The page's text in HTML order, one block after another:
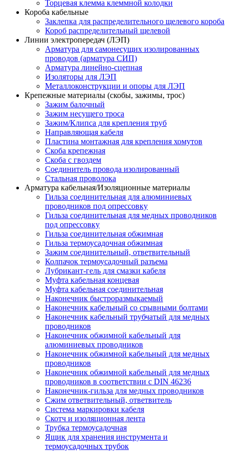
Торцевая клемма клеммной колодки
Короба кабельные
Заклепка для распределительного щелевого короба
Короб распределительный щелевой
Линии электропередач (ЛЭП)
Арматура для самонесущих изолированных
проводов (арматура СИП)
Арматура линейно-сцепная
Изоляторы для ЛЭП
Металлоконструкции и опоры для ЛЭП
Крепежные материалы (скобы, зажимы, трос)
Зажим балочный
Зажим несущего троса
Зажим/Клипса для крепления труб
Направляющая кабеля
Пластина монтажная для крепления хомутов
Скоба крепежная
Скоба с гвоздем
Соединитель провода изолированный
Стальная проволока
Арматура кабельная/Изоляционные материалы
Гильза соединительная для алюминиевых
проводников под опрессовку
Гильза соединительная для медных проводников
под опрессовку
Гильза соединительная обжимная
Гильза термоусадочная обжимная
Зажим соединительный, ответвительный
Колпачок термоусадочный разъема
Лубрикант-гель для смазки кабеля
Муфта кабельная концевая
Муфта кабельная соединительная
Наконечник быстроразмыкаемый
Наконечник кабельный со срывными болтами
Наконечник кабельный трубчатый для медных
проводников
Наконечник обжимной кабельный для
алюминиевых проводников
Наконечник обжимной кабельный для медных
проводников
Наконечник обжимной кабельный для медных
проводников в соответствии с DIN 46236
Наконечник-гильза для медных проводников
Сжим ответвительный, ответвитель
Система маркировки кабеля
Скотч и изоляционная лента
Трубка термоусадочная
Ящик для хранения инструмента и
термоусадочных трубок